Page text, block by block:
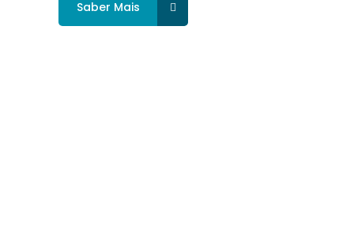
Saber Mais